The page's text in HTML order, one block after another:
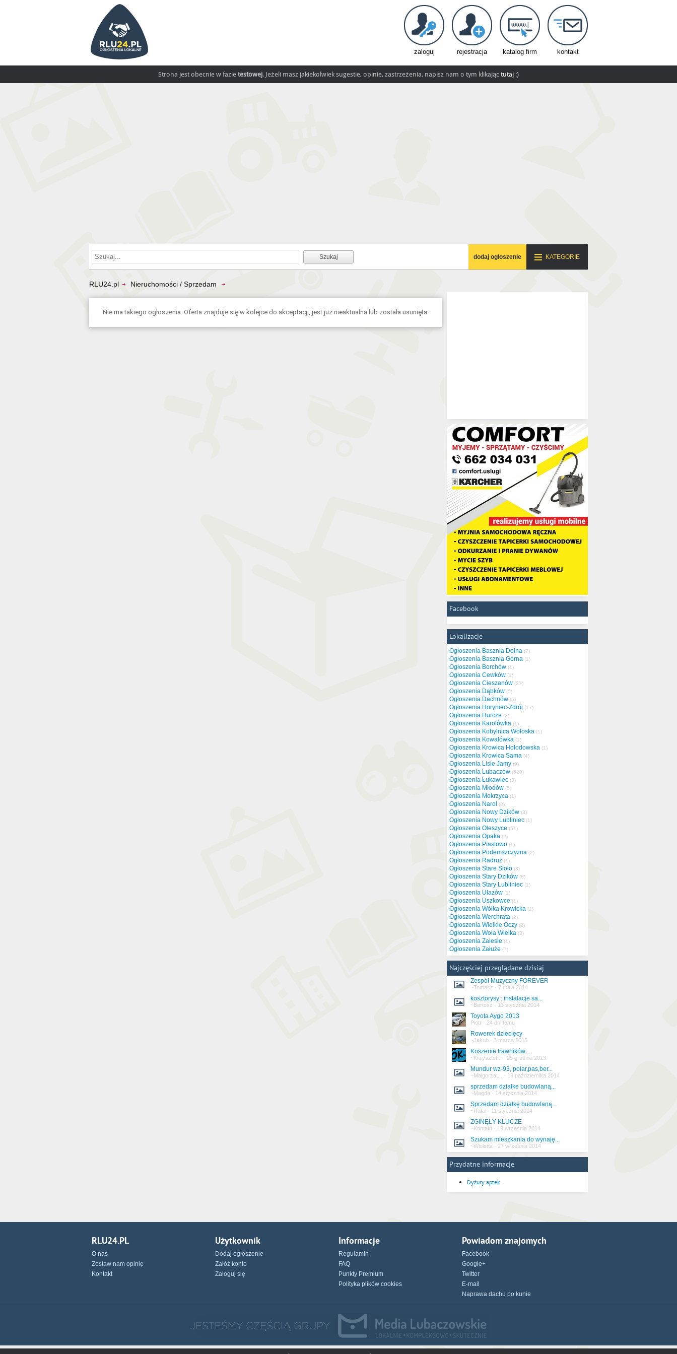
zaloguj rejestracja katalog firm kontakt
Strona jest obecnie w fazie testowej. Jeżeli masz jakiekolwiek sugestie, opinie, zastrzeżenia, napisz nam o tym klikając tutaj :)
KATEGORIE
dodaj ogłoszenie
RLU24.pl Nieruchomości / Sprzedam
Nie ma takiego ogłoszenia. Oferta znajduje się w kolejce do akceptacji, jest już nieaktualna lub została usunięta.
Facebook
Lokalizacje
Ogłoszenia Basznia Dolna (7)
Ogłoszenia Basznia Górna (1)
Ogłoszenia Borchów (1)
Ogłoszenia Cewków (1)
Ogłoszenia Cieszanów (27)
Ogłoszenia Dąbków (5)
Ogłoszenia Dachnów (5)
Ogłoszenia Horyniec-Zdrój (17)
Ogłoszenia Hurcze (2)
Ogłoszenia Karolówka (1)
Ogłoszenia Kobylnica Wołoska (1)
Ogłoszenia Kowalówka (1)
Ogłoszenia Krowica Hołodowska (1)
Ogłoszenia Krowica Sama (4)
Ogłoszenia Lisie Jamy (9)
Ogłoszenia Lubaczów (520)
Ogłoszenia Łukawiec (3)
Ogłoszenia Młodów (5)
Ogłoszenia Mokrzyca (1)
Ogłoszenia Narol (8)
Ogłoszenia Nowy Dzików (3)
Ogłoszenia Nowy Lubliniec (1)
Ogłoszenia Oleszyce (51)
Ogłoszenia Opaka (2)
Ogłoszenia Piastowo (1)
Ogłoszenia Podemszczyzna (2)
Ogłoszenia Radruż (1)
Ogłoszenia Stare Sioło (3)
Ogłoszenia Stary Dzików (6)
Ogłoszenia Stary Lubliniec (1)
Ogłoszenia Ułazów (1)
Ogłoszenia Uszkowce (1)
Ogłoszenia Wólka Krowicka (1)
Ogłoszenia Werchrata (2)
Ogłoszenia Wielkie Oczy (2)
Ogłoszenia Wola Wielka (3)
Ogłoszenia Zalesie (1)
Ogłoszenia Załuże (7)
Najczęściej przeglądane dzisiaj
Zespół Muzyczny FOREVER
~Tomasz · 7 maja 2014
kosztorysy : instalacje sa...
~Bartosz · 13 stycznia 2014
Toyota Aygo 2013
Piotr · 24 dni temu
Rowerek dziecięcy
~Jakub · 3 marca 2015
Koszenie trawników...
~Krzysztof... · 25 grudnia 2013
Mundur wz-93, polar,pas,ber...
~Małgorzat... · 18 października 2014
sprzedam działke budowlaną...
~Magda · 14 stycznia 2014
Sprzedam działkę budowlaną...
~Rafał · 11 stycznia 2014
ZGINĘŁY KLUCZE
~Kontakt · 19 września 2014
Szukam mieszkania do wynaję...
~Wioletta · 27 września 2014
Przydatne informacje
Dyżury aptek
RLU24.PL
O nas
Zostaw nam opinię
Kontakt
Użytkownik
Dodaj ogłoszenie
Załóż konto
Zaloguj się
Informacje
Regulamin
FAQ
Punkty Premium
Polityka plików cookies
Powiadom znajomych
Facebook
Google+
Twitter
E-mail
Naprawa dachu po kunie